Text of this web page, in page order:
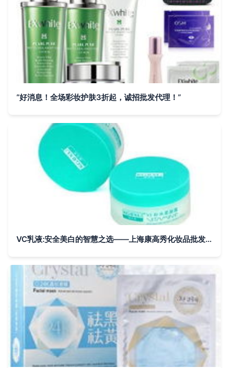
“好消息！全场彩妆护肤3折起，诚招批发代理！”
VC乳液:安全美白的智慧之选——上海康高秀化妆品批发解析